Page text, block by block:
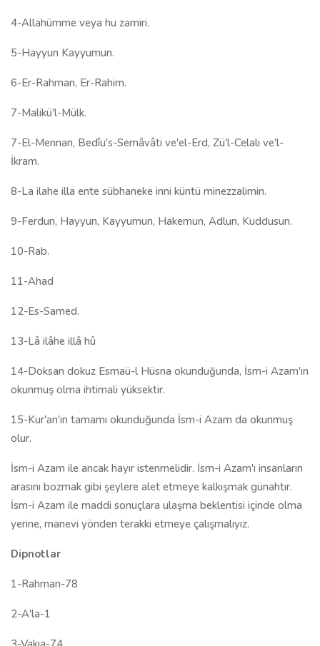
4-Allahümme veya hu zamiri.
5-Hayyun Kayyumun.
6-Er-Rahman, Er-Rahim.
7-Malikü'l-Mülk.
7-El-Mennan, Bedîu's-Semâvâti ve'el-Erd, Zü'l-Celali ve'l-
İkram.
8-La ilahe illa ente sübhaneke inni küntü minezzalimin.
9-Ferdun, Hayyun, Kayyumun, Hakemun, Adlun, Kuddusun.
10-Rab.
11-Ahad
12-Es-Samed.
13-Lâ ilâhe illâ hû
14-Doksan dokuz Esmaü-l Hüsna okunduğunda, İsm-i Azam'ın
okunmuş olma ihtimali yüksektir.
15-Kur'an'ın tamamı okunduğunda İsm-i Azam da okunmuş
olur.
İsm-i Azam ile ancak hayır istenmelidir. İsm-i Azam'ı insanların
arasını bozmak gibi şeylere alet etmeye kalkışmak günahtır.
İsm-i Azam ile maddi sonuçlara ulaşma beklentisi içinde olma
yerine, manevi yönden terakki etmeye çalışmalıyız.
Dipnotlar
1-Rahman-78
2-A'la-1